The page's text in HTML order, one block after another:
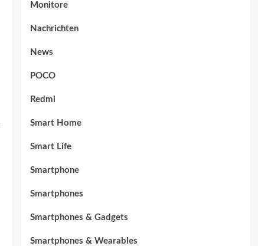
Monitore
Nachrichten
News
POCO
Redmi
Smart Home
Smart Life
Smartphone
Smartphones
Smartphones & Gadgets
Smartphones & Wearables